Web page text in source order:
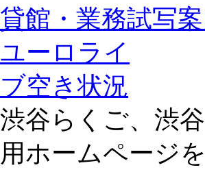
貸館・業務試写
ユーロライ
ブ空き状況
渋谷らくご、渋
用ホームページ